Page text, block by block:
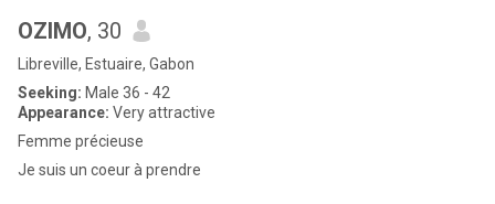
OZIMO, 30
Libreville, Estuaire, Gabon
Seeking: Male 36 - 42
Appearance: Very attractive
Femme précieuse
Je suis un coeur à prendre